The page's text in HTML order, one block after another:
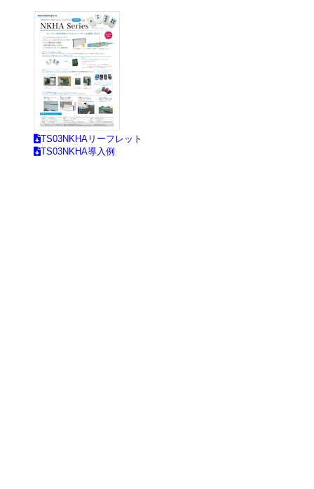
TS03NKHAリーフレット
TS03NKHA導入例